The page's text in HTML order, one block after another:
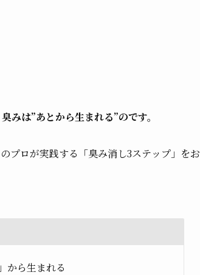
みは”あとから生まれる”のです。
プロが実践する「臭み消し3ステップ」をお
から生まれる